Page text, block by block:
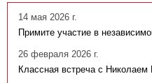
14 мая 2026 г.
Примите участие в
26 февраля 2026 г.
Классная встреча с